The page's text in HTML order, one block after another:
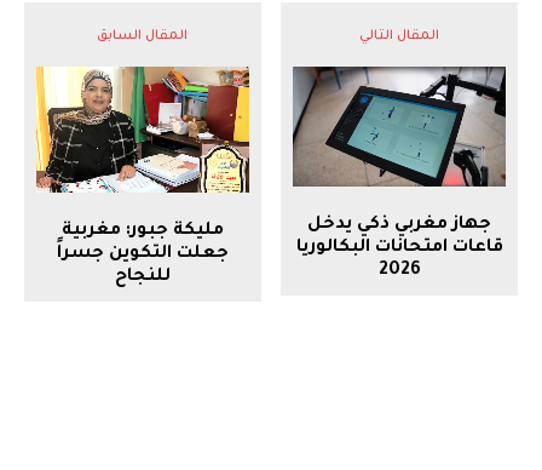
المقال السابق
مليكة جبور: مغربية
جعلت التكوين جسراً
للنجاح
المقال التالي
جهاز مغربي ذكي يدخل
قاعات امتحانات البكالوريا
2026